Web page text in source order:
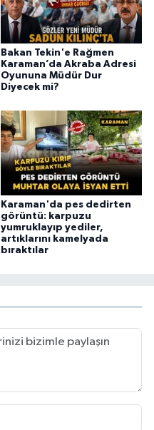
Bakan Tekin'e Rağmen
Karaman’da Akraba Adresi
Oyununa Müdür Dur
Diyecek mi?
Karaman'da pes dedirten
görüntü: karpuzu
yumruklayıp yediler,
artıklarını kamelyada
bıraktılar